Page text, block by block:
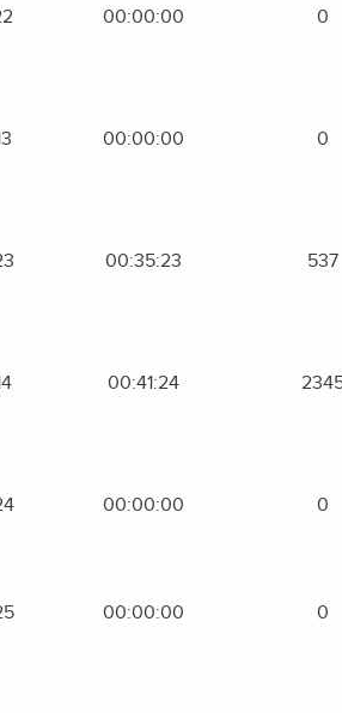
00:00:00 0
00:00:00 0
00:35:23 537
00:41:24
00:00:00 0
00:00:00 0